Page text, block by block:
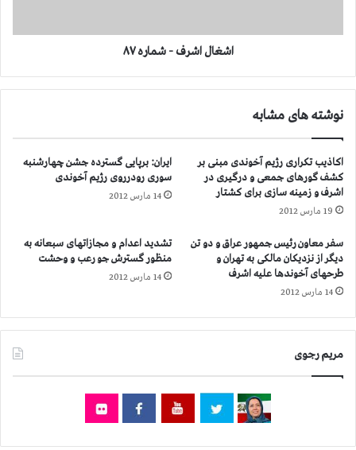
ف
ر
۷
اشغال اشرف - شماره ۸۷
نوشته های مشابه
اکاذیب تکراری رژیم آخوندی مبنی بر
کشف گورهای جمعی و درگیری در
اشرف و زمینه سازی برای کشتار
19 مارس 2012
ایران: برپایی گسترده جشن چهارشنبه
سوری رودرروی رژیم آخوندی
14 مارس 2012
سفر معاون رئیس جمهور عراق و دو تن
دیگر از نزدیکان مالکی به تهران و
طرحهای آخوندها علیه اشرف
14 مارس 2012
تشدید اعدام و مجازاتهای سبعانه به
منظور گسترش جو رعب و وحشت
14 مارس 2012
مریم رجوی